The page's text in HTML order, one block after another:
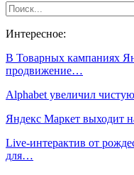
Интересное:
В Товарных кампаниях
продвижение…
Alphabet увеличил
Яндекс Маркет выходит
Live-интерактив от
для…